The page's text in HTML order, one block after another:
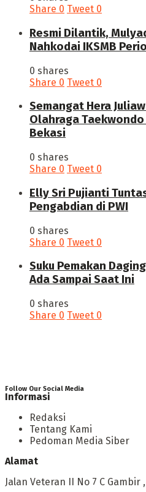
Share 0 Tweet 0
Resmi Dilantik,
Nahkodai IKSMB
0 shares
Share 0 Tweet 0
Semangat Hera
Olahraga
Bekasi
0 shares
Share 0 Tweet 0
Elly Sri Pujianti
Pengabdian di PWI
0 shares
Share 0 Tweet 0
‎Suku Pemakan
Ada Sampai Saat Ini
0 shares
Share 0 Tweet 0
Follow Our Social Media
Informasi
Redaksi
Tentang Kami
Pedoman Media Siber
Alamat
Jalan Veteran II No 7 C Gambir